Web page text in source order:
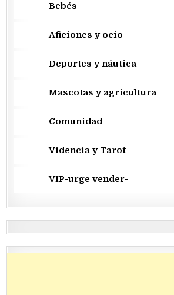
Bebés
Aficiones y ocio
Deportes y náutica
Mascotas y agricultura
Comunidad
Videncia y Tarot
VIP-urge vender-